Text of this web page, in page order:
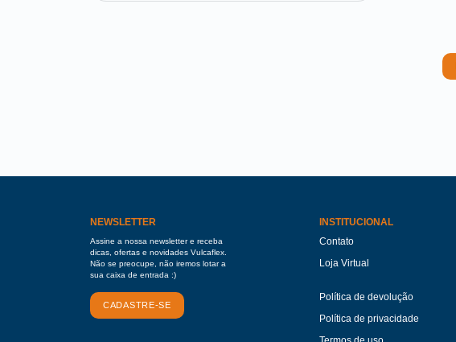
NEWSLETTER
Assine a nossa newsletter e receba
dicas, ofertas e novidades Vulcaflex.
Não se preocupe, não iremos lotar a
sua caixa de entrada :)
CADASTRE-SE
INSTITUCIONAL
Contato
Loja Virtual
Política de devolução
Política de privacidade